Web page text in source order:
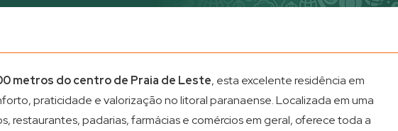
metros do centro de Praia de Leste, esta excelente residência em
praticidade e valorização no litoral paranaense. Localizada em uma
restaurantes, padarias, farmácias e comércios em geral, oferece toda a